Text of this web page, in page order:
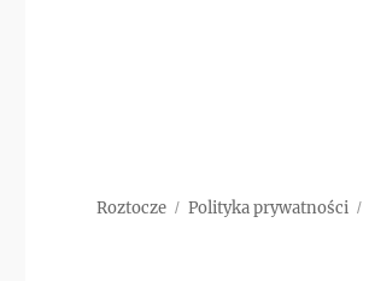
Roztocze Polityka prywatności